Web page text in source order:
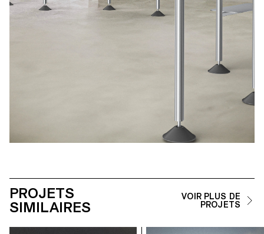
PROJETS
SIMILAIRES
VOIR PLUS DE
PROJETS